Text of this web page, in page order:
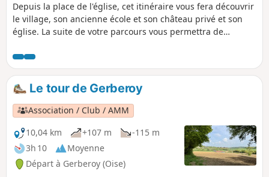
Depuis la place de l'église, cet itinéraire vous fera découvrir
le village, son ancienne école et son château privé et son
église. La suite de votre parcours vous permettra de
inscrit au titre des Monuments Historiques, en rénovation.
Ici passait le chasse-marée !
Le tour de Gerberoy
Association / Club / AMM
10,04 km
+107 m
-115 m
3h 10
Moyenne
Départ à Gerberoy (Oise)